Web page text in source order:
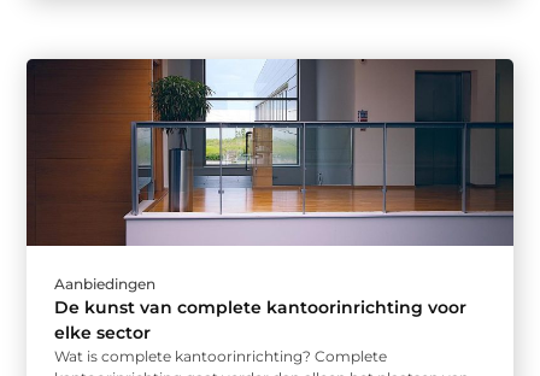
Aanbiedingen
De kunst van complete kantoorinrichting voor
elke sector
Wat is complete kantoorinrichting? Complete